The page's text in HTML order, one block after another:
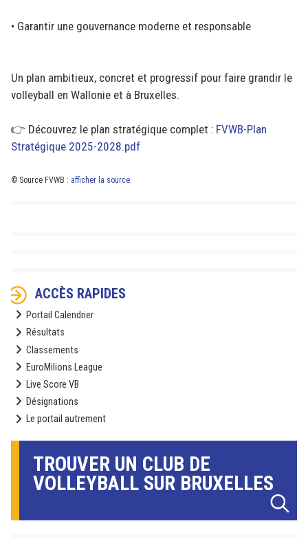
• Garantir une gouvernance moderne et responsable
Un plan ambitieux, concret et progressif pour faire grandir le
volleyball en Wallonie et à Bruxelles.
👉 Découvrez le plan stratégique complet : FVWB-Plan
Stratégique 2025-2028.pdf
© Source FVWB : afficher la source.
ACCÈS RAPIDES
Portail Calendrier
Résultats
Classements
EuroMilions League
Live Score VB
Désignations
Le portail autrement
TROUVER UN CLUB DE
VOLLEYBALL SUR BRUXELLES